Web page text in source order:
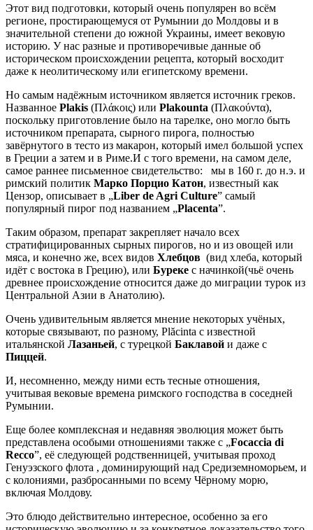
Этот вид подготовки, который очень популярен во всём
регионе, простирающемуся от Румынии до Молдовы и в
значительной степени до южной Украины, имеет вековую
историю. У нас разные и противоречивые данные об
историческом происхождении рецепта, который восходит
даже к неолитическому или египетскому времени.
Но самым надёжным источником является источник греков.
Названное Plakis (Πλάκοις) или Plakounta (Πλακούντα),
поскольку приготовление было на тарелке, оно могло быть
источником препарата, сырного пирога, полностью
завёрнутого в тесто из макарон, который имел большой успех
в Греции а затем и в Риме.И с того времени, на самом деле,
самое раннее письменное свидетельство: мы в 160 г. до н.э. и
римский политик Марко Порцио Катон, известный как
Цензор, описывает в „Liber de Agri Culture” самый
популярный пирог под названием „Placenta”.
Таким образом, препарат закрепляет начало всех
стратифицированных сырных пирогов, но и из овощей или
мяса, и конечно же, всех видов Хлебцов (вид хлеба, который
идёт с востока в Грецию), или Буреке с начинкой(чьё очень
древнее происхождение относится даже до миграции турок из
Центральной Азии в Анатолию).
Очень удивительным является мнение некоторых учёных,
которые связывают, по разному, Plăcinta с известной
итальянской Лазаньей, с турецкой Баклавой и даже с
Пиццей.
И, несомненно, между ними есть тесные отношения,
учитывая вековые времена римского господства в соседней
Румынии.
Еще более комплексная и недавняя эволюция может быть
представлена особыми отношениями также с „Focaccia di
Recco”, её следующей родственницей, учитывая проход
Генуэзского флота , доминирующий над Средиземноморьем, и
с колониями, разбросанными по всему Чёрному морю,
включая Молдову.
Это блюдо действительно интересное, особенно за его